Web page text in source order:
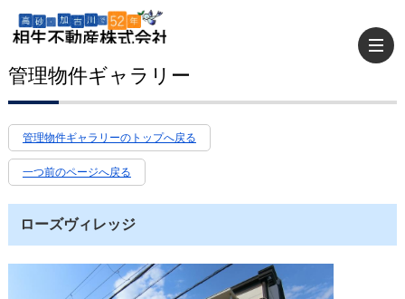
管理物件ギャラリー
管理物件ギャラリーのトップへ戻る
一つ前のページへ戻る
ローズヴィレッジ